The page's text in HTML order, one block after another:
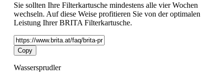
Sie sollten Ihre Filterkartusche mindestens alle vier Wochen
wechseln. Auf diese Weise profitieren Sie von der optimalen
Leistung Ihrer BRITA Filterkartusche.
Copy
Wassersprudler